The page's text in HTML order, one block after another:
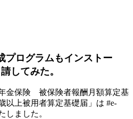
プログラムもインストー
してみた。
金保険 被保険者報酬月額算定基
上被用者算定基礎届」は #e-
しました。